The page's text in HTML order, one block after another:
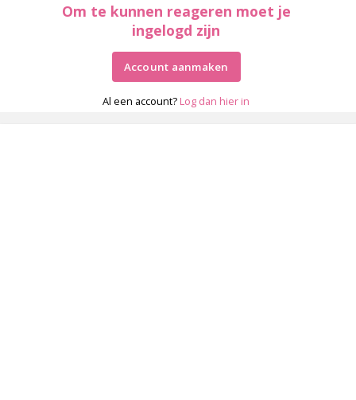
Om te kunnen reageren moet je
ingelogd zijn
Account aanmaken
Al een account? Log dan hier in